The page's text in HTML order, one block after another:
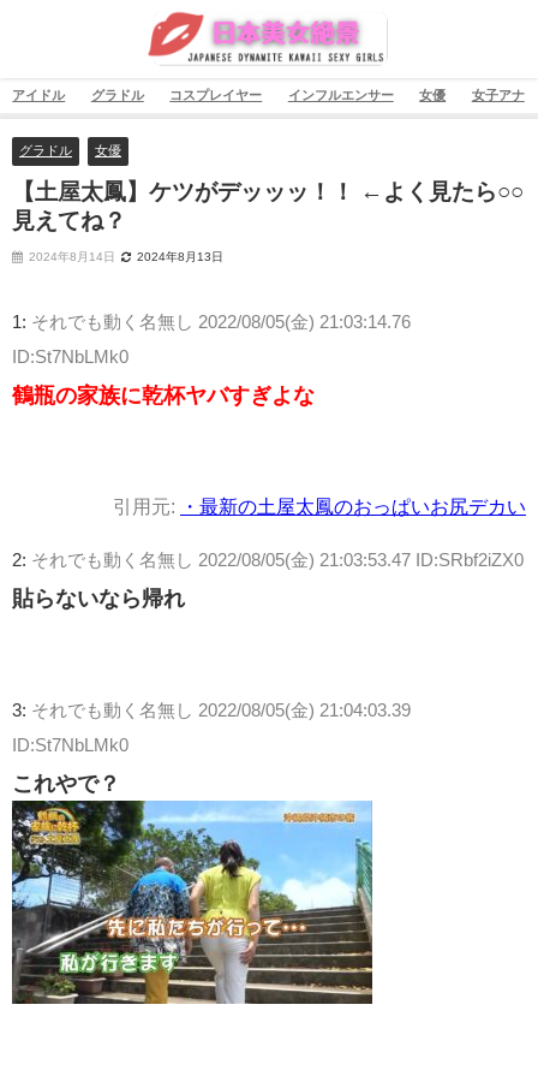
アイドル グラドル コスプレイヤー インフルエンサー 女優 女子アナ
グラドル 女優
【土屋太鳳】ケツがデッッッ！！ ←よく見たら○○
見えてね？
2024年8月14日 2024年8月13日
1: それでも動く名無し 2022/08/05(金) 21:03:14.76
ID:St7NbLMk0
鶴瓶の家族に乾杯ヤバすぎよな
引用元: ・最新の土屋太鳳のおっぱいお尻デカい
2: それでも動く名無し 2022/08/05(金) 21:03:53.47 ID:SRbf2iZX0
貼らないなら帰れ
3: それでも動く名無し 2022/08/05(金) 21:04:03.39
ID:St7NbLMk0
これやで？